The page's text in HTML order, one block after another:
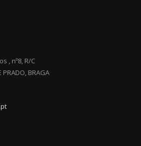
, nº8, R/C
PRADO, BRAGA